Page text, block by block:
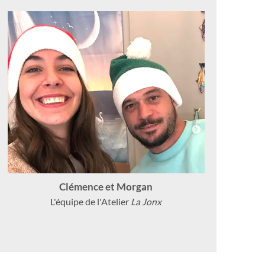
Clémence et Morgan
L'équipe de l'Atelier La Jonx